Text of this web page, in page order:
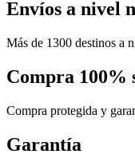
Envíos a nivel
Más de 1300 destinos a
Compra 100%
Compra protegida y
Garantía